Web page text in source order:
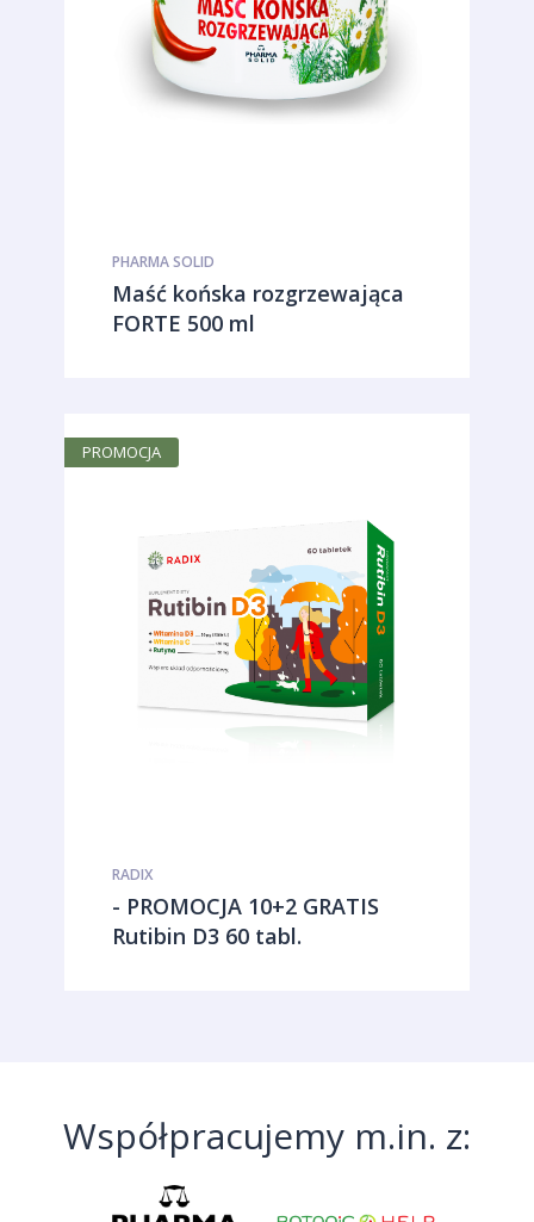
PHARMA SOLID
Maść końska rozgrzewająca
FORTE 500 ml
PROMOCJA
RADIX
- PROMOCJA 10+2 GRATIS
Rutibin D3 60 tabl.
Współpracujemy m.in. z: